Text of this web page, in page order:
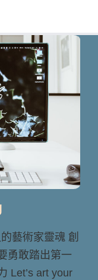
藝術家靈魂 創
勇敢踏出第一
Let’s art your